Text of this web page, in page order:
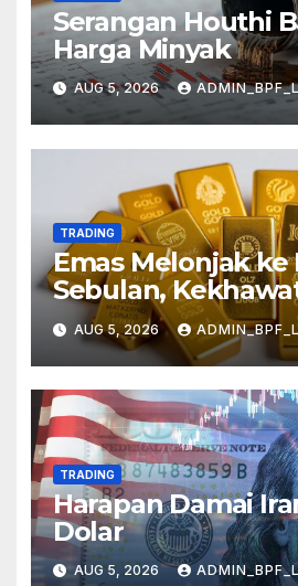
Serangan Houthi
Harga Minyak
AUG 5, 2026
TRADING
Emas Melonjak ke
Sebulan,
Mereda
AUG 5, 2026
TRADING
Harapan Damai
Dolar
AUG 5, 2026